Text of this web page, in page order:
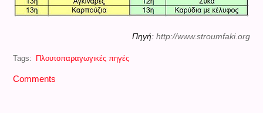
Πηγή: http://www.stroumfaki.org
Tags: Πλουτοπαραγωγικές πηγές
Comments